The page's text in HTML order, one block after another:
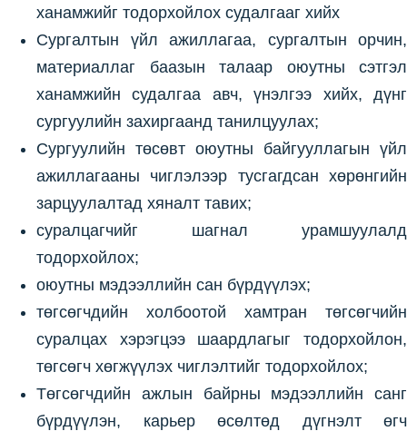
ханамжийг тодорхойлох судалгааг хийх
Сургалтын үйл ажиллагаа, сургалтын орчин,
материаллаг баазын талаар оюутны сэтгэл
ханамжийн судалгаа авч, үнэлгээ хийх, дүнг
сургуулийн захиргаанд танилцуулах;
Сургуулийн төсөвт оюутны байгууллагын үйл
ажиллагааны чиглэлээр тусгагдсан хөрөнгийн
зарцуулалтад хяналт тавих;
суралцагчийг шагнал урамшуулалд
тодорхойлох;
оюутны мэдээллийн сан бүрдүүлэх;
төгсөгчдийн холбоотой хамтран төгсөгчийн
суралцах хэрэгцээ шаардлагыг тодорхойлон,
төгсөгч хөгжүүлэх чиглэлтийг тодорхойлох;
Төгсөгчдийн ажлын байрны мэдээллийн санг
бүрдүүлэн, карьер өсөлтөд дүгнэлт өгч